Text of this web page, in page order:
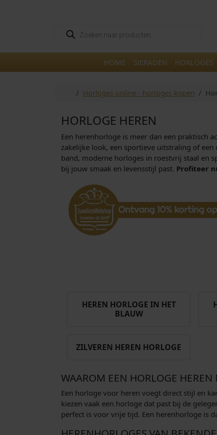
t
HOME SIERADEN HORLOGES
HomeHorloges online - horloges kopen
HORLOGE HEREN
Een herenhorloge is meer dan een praktisch
zakelijke look, een sportieve uitstraling of
band, moderne horloges in roestvrij staal en
bij jouw smaak en levensstijl past. Profiteer
HEREN HORLOGE IN HET
BLAUW
ZILVEREN HEREN HORLOGE
WAAROM EEN HORLOGE HEREN
Een horloge voor heren voegt direct stijl en
kiezen vaak een horloge dat past bij de
perfect is voor vrije tijd. Een herenhorloge is